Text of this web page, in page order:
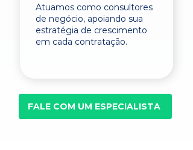
Atuamos como consultores
de negócio, apoiando sua
estratégia de crescimento
em cada contratação.
FALE COM UM ESPECIALISTA